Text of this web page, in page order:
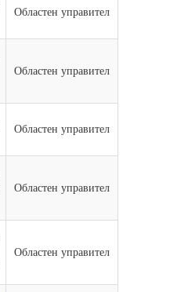
Областен управител
Областен управител
Областен управител
Областен управител
Областен управител